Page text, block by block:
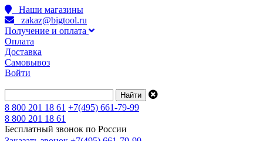
Наши магазины
zakaz@bigtool.ru
Получение и оплата
Оплата
Доставка
Самовывоз
Войти
8 800 201 18 61 +7(495) 661-79-99
8 800 201 18 61
Бесплатный звонок по России